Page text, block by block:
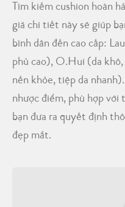
Tìm kiếm cushion hoàn
giá chi tiết này sẽ giúp
bình dân đến cao cấp:
phủ cao), O.Hui (da
nền khỏe, tiệp da
nhược điểm, phù hợp với
bạn đưa ra quyết định
đẹp mắt.